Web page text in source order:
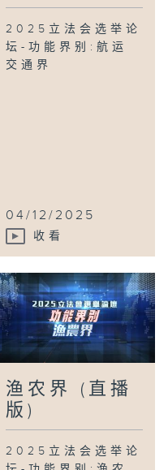
2025立法会选举论
坛-功能界别:航运
交通界
04/12/2025
收看
渔农界 (直播
版)
2025立法会选举论